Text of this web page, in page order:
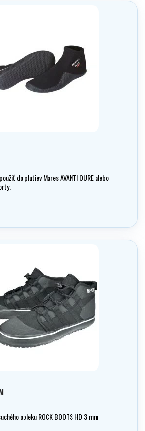
do plutiev Mares AVANTI OURE alebo
obleku ROCK BOOTS HD 3 mm